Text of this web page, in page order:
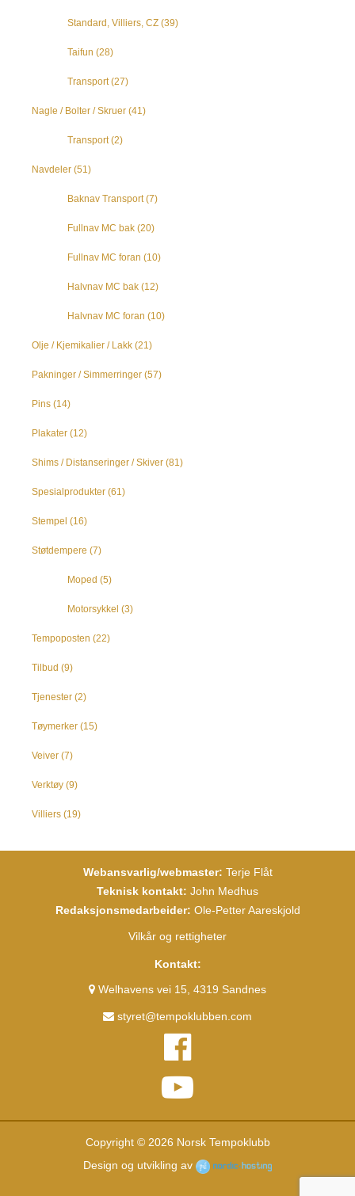
Standard, Villiers, CZ (39)
Taifun (28)
Transport (27)
Nagle / Bolter / Skruer (41)
Transport (2)
Navdeler (51)
Baknav Transport (7)
Fullnav MC bak (20)
Fullnav MC foran (10)
Halvnav MC bak (12)
Halvnav MC foran (10)
Olje / Kjemikalier / Lakk (21)
Pakninger / Simmerringer (57)
Pins (14)
Plakater (12)
Shims / Distanseringer / Skiver (81)
Spesialprodukter (61)
Stempel (16)
Støtdempere (7)
Moped (5)
Motorsykkel (3)
Tempoposten (22)
Tilbud (9)
Tjenester (2)
Tøymerker (15)
Veiver (7)
Verktøy (9)
Villiers (19)
Webansvarlig/webmaster: Terje Flåt
Teknisk kontakt: John Medhus
Redaksjonsmedarbeider: Ole-Petter Aareskjold
Vilkår og rettigheter
Kontakt:
Welhavens vei 15, 4319 Sandnes
styret@tempoklubben.com
Copyright © 2026 Norsk Tempoklubb
Design og utvikling av